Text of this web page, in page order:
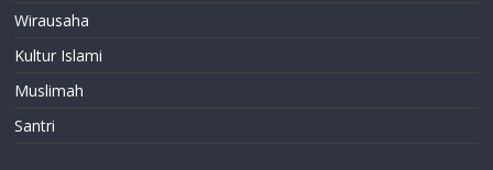
Wirausaha
Kultur Islami
Muslimah
Santri